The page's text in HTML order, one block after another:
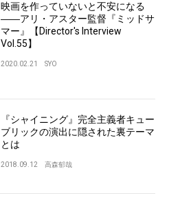
映画を作っていないと不安になる
――アリ・アスター監督『ミッドサ
マー』【Director's Interview
Vol.55】
2020.02.21 SYO
『シャイニング』完全主義者キュー
ブリックの演出に隠された裏テーマ
とは
2018.09.12 高森郁哉